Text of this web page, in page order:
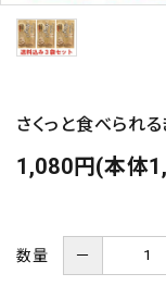
さくっと食べられ
1,080円(本体
数量 －